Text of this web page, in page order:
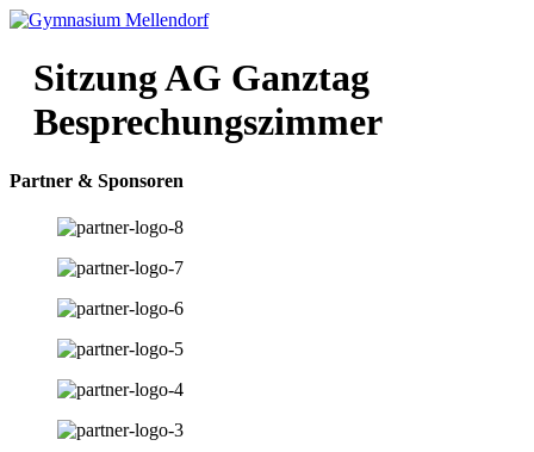
Zum
wechseln
Sitzung AG Ganztag
Besprechungszimmer
Partner & Sponsoren